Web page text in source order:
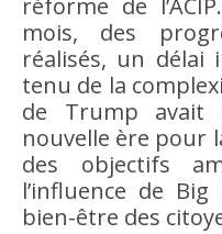
réforme de
mois, des
réalisés, un délai
tenu de la
de Trump avait
nouvelle ère pour
des objectifs
l’influence de
bien-être des